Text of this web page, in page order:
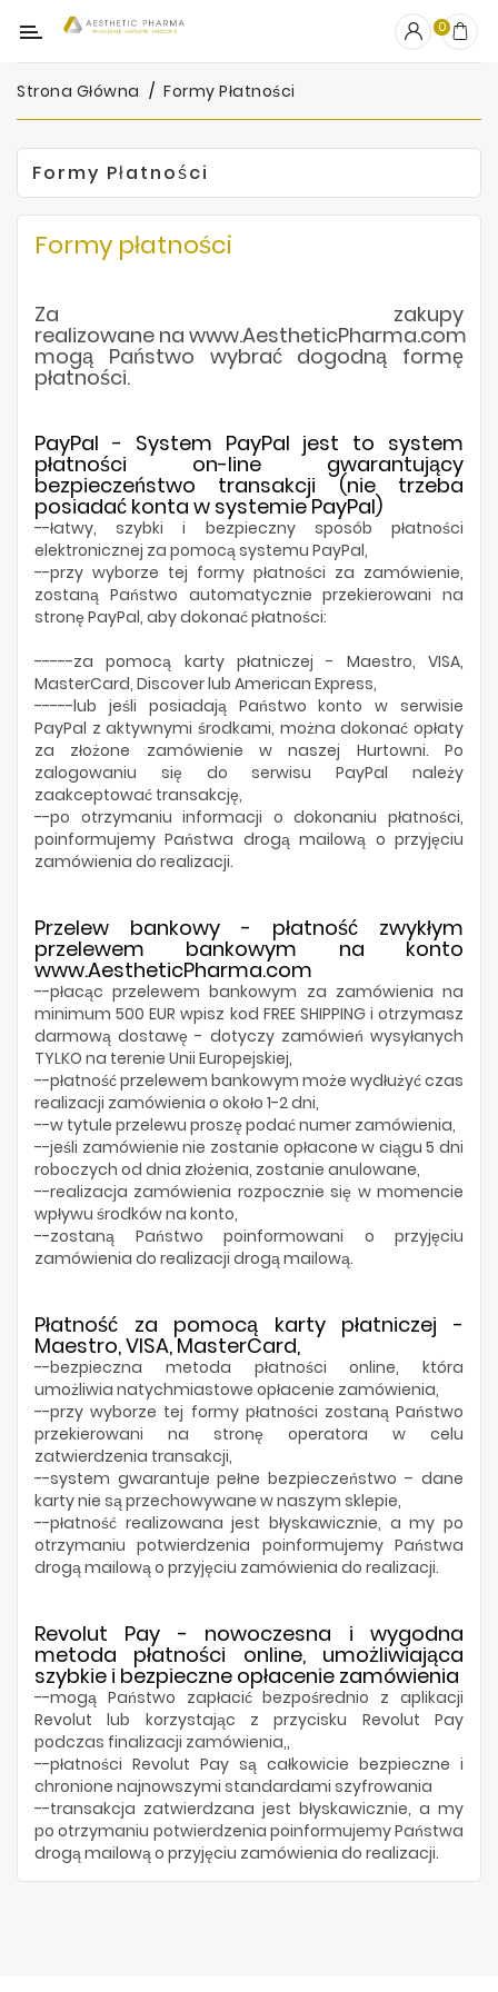
Kategoria
OUTLET
Wypełniacze
Stymulatory
Mezoterapia
PRP
Skincare
Jednorazowe
Producenci
0
Strona Główna Formy Płatności
Formy Płatności
Formy płatności
Za zakupy
realizowane na www.AestheticPharma.com
mogą Państwo wybrać dogodną formę
płatności.
PayPal - System PayPal jest to system
płatności on-line gwarantujący
bezpieczeństwo transakcji (nie trzeba
posiadać konta w systemie PayPal)
--łatwy, szybki i bezpieczny sposób płatności
elektronicznej za pomocą systemu PayPal,
--przy wyborze tej formy płatności za zamówienie,
zostaną Państwo automatycznie przekierowani na
stronę PayPal, aby dokonać płatności:
-----za pomocą karty płatniczej - Maestro, VISA,
MasterCard, Discover lub American Express,
-----lub jeśli posiadają Państwo konto w serwisie
PayPal z aktywnymi środkami, można dokonać opłaty
za złożone zamówienie w naszej Hurtowni. Po
zalogowaniu się do serwisu PayPal należy
zaakceptować transakcję,
--po otrzymaniu informacji o dokonaniu płatności,
poinformujemy Państwa drogą mailową o przyjęciu
zamówienia do realizacji.
Przelew bankowy - płatność zwykłym
przelewem bankowym na konto
www.AestheticPharma.com
--płacąc przelewem bankowym za zamówienia na
minimum 500 EUR wpisz kod FREE SHIPPINGi otrzymasz
darmową dostawę - dotyczy zamówień wysyłanych
TYLKO na terenie Unii Europejskiej,
--płatność przelewem bankowym może wydłużyć czas
realizacji zamówienia o około 1-2 dni,
--w tytule przelewu proszę podać numer zamówienia,
--jeśli zamówienie nie zostanie opłacone w ciągu 5 dni
roboczych od dnia złożenia, zostanie anulowane,
--realizacja zamówienia rozpocznie się w momencie
wpływu środków na konto,
--zostaną Państwo poinformowani o przyjęciu
zamówienia do realizacji drogą mailową.
Płatność za pomocą karty płatniczej -
Maestro, VISA, MasterCard,
--bezpieczna metoda płatności online, która
umożliwia natychmiastowe opłacenie zamówienia,
--przy wyborze tej formy płatności zostaną Państwo
przekierowani na stronę operatora w celu
zatwierdzenia transakcji,
--system gwarantuje pełne bezpieczeństwo – dane
karty nie są przechowywane w naszym sklepie,
--płatność realizowana jest błyskawicznie, a my po
otrzymaniu potwierdzenia poinformujemy Państwa
drogą mailową o przyjęciu zamówienia do realizacji.
Revolut Pay - nowoczesna i wygodna
metoda płatności online, umożliwiająca
szybkie i bezpieczne opłacenie zamówienia
--mogą Państwo zapłacić bezpośrednio z aplikacji
Revolut lub korzystając z przycisku Revolut Pay
podczas finalizacji zamówienia,,
--płatności Revolut Pay są całkowicie bezpieczne i
chronione najnowszymi standardami szyfrowania
--transakcja zatwierdzana jest błyskawicznie, a my
po otrzymaniu potwierdzenia poinformujemy Państwa
drogą mailową o przyjęciu zamówienia do realizacji.